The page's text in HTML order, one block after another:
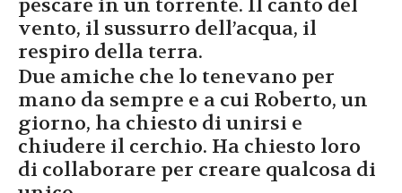
pescare in un torrente. Il canto del
vento, il sussurro dell’acqua, il
respiro della terra.
Due amiche che lo tenevano per
mano da sempre e a cui Roberto, un
giorno, ha chiesto di unirsi e
chiudere il cerchio. Ha chiesto loro
di collaborare per creare qualcosa di